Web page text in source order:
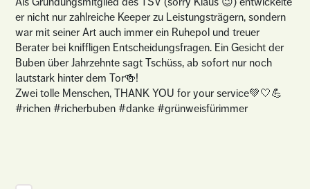
er nicht nur zahlreiche Keeper zu Leistungsträgern, sondern
war mit seiner Art auch immer ein Ruhepol und treuer
Berater bei kniffligen Entscheidungsfragen. Ein Gesicht der
Buben über Jahrzehnte sagt Tschüss, ab sofort nur noch
lautstark hinter dem Tor🍻!
Zwei tolle Menschen, THANK YOU for your service💚🤍💪
#richen #richerbuben #danke #grünweisfürimmer